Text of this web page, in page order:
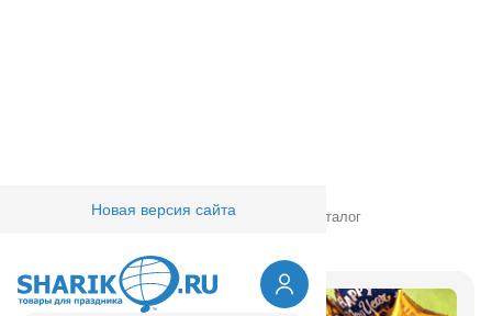
Новая версия сайта
Товары для праздника/ Оптовый каталог